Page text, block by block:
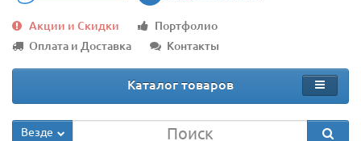
Акции и Скидки
Портфолио
Оплата и Доставка
Контакты
Каталог товаров
Везде